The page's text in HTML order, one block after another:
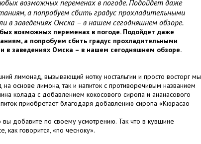
возможных переменах в погоде. Подойдет даже
а попробуем сбить градус прохладительными
заведениях Омска – в нашем сегодняшнем обзоре.
возможных переменах в погоде. Подойдет даже
а попробуем сбить градус прохладительными
заведениях Омска – в нашем сегодняшнем обзоре.
лимонад, вызывающий нотку ностальгии и просто восторг мы
основе лимона, так и напиток с противоречивым названием
колада с добавлением кокосового сиропа и ананасового
приобретает благодаря добавлению сиропа «Кюрасао
добавите по своему усмотрению. Так что в кувшине
как говорится, «по чесноку».